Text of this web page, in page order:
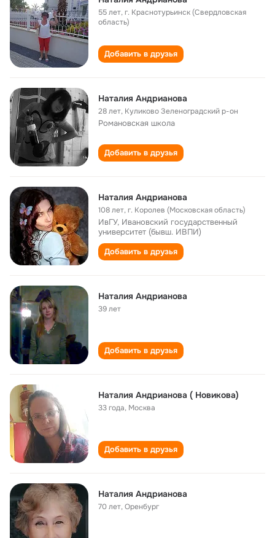
55 лет,г. Краснотурьинск (Свердловская
область)
Добавить в друзья
Наталия Андрианова
28 лет, Куликово Зеленоградский р-он
Романовская школа
Добавить в друзья
Наталия Андрианова
108 лет,г. Королев (Московская область)
ИвГУ, Ивановский государственный
университет (бывш. ИВПИ)
Добавить в друзья
Наталия Андрианова
39 лет
Добавить в друзья
Наталия Андрианова ( Новикова)
33 года, Москва
Добавить в друзья
Наталия Андрианова
70 лет,Оренбург